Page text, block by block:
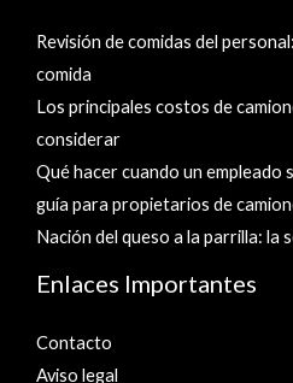
Revisión de comidas del
comida
Los principales costos de
considerar
Qué hacer cuando un empleado
guía para propietarios de
Nación del queso a la parrilla: la
Enlaces Importantes
Contacto
Aviso legal